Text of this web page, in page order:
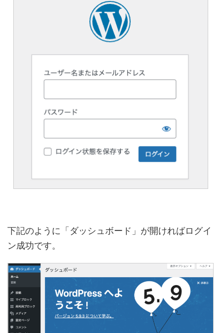
下記のように「ダッシュボード」が開ければログイ
ン成功です。